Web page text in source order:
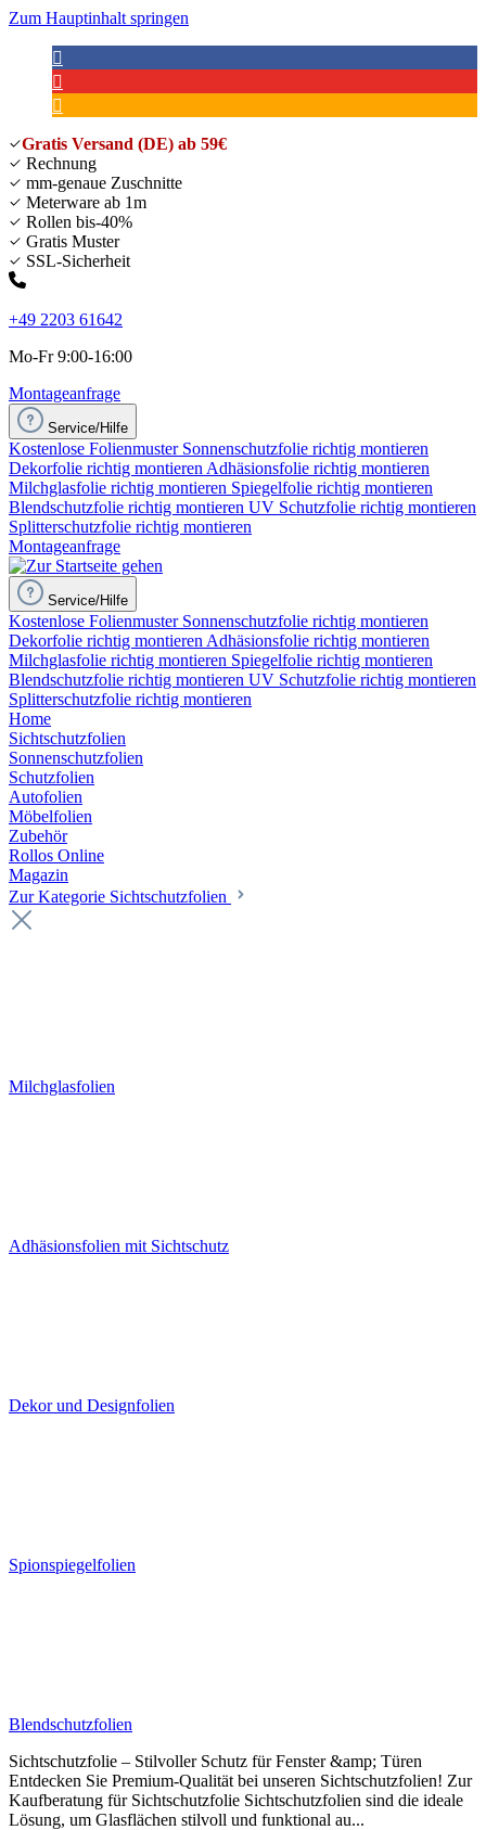
Zum Hauptinhalt springen
Gratis Versand (DE) ab 59€
Rechnung
mm-genaue Zuschnitte
Meterware ab 1m
Rollen bis-40%
Gratis Muster
SSL-Sicherheit
+49 2203 61642
Mo-Fr 9:00-16:00
Montageanfrage
Service/Hilfe
Kostenlose Folienmuster Sonnenschutzfolie richtig montieren
Dekorfolie richtig montieren Adhäsionsfolie richtig montieren
Milchglasfolie richtig montieren Spiegelfolie richtig montieren
Blendschutzfolie richtig montieren UV Schutzfolie richtig montieren
Splitterschutzfolie richtig montieren
Montageanfrage
Service/Hilfe
Kostenlose Folienmuster Sonnenschutzfolie richtig montieren
Dekorfolie richtig montieren Adhäsionsfolie richtig montieren
Milchglasfolie richtig montieren Spiegelfolie richtig montieren
Blendschutzfolie richtig montieren UV Schutzfolie richtig montieren
Splitterschutzfolie richtig montieren
Home
Sichtschutzfolien
Sonnenschutzfolien
Schutzfolien
Autofolien
Möbelfolien
Zubehör
Rollos Online
Magazin
Zur Kategorie Sichtschutzfolien
Milchglasfolien
Adhäsionsfolien mit Sichtschutz
Dekor und Designfolien
Spionspiegelfolien
Blendschutzfolien
Sichtschutzfolie – Stilvoller Schutz für Fenster &amp; Türen
Entdecken Sie Premium-Qualität bei unseren Sichtschutzfolien! Zur
Kaufberatung für Sichtschutzfolie Sichtschutzfolien sind die ideale
Lösung, um Glasflächen stilvoll und funktional au...